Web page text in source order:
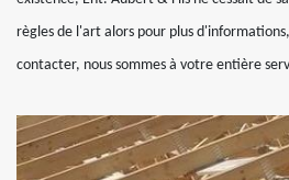
règles de l'art alors pour plus
contacter, nous sommes à votre entière